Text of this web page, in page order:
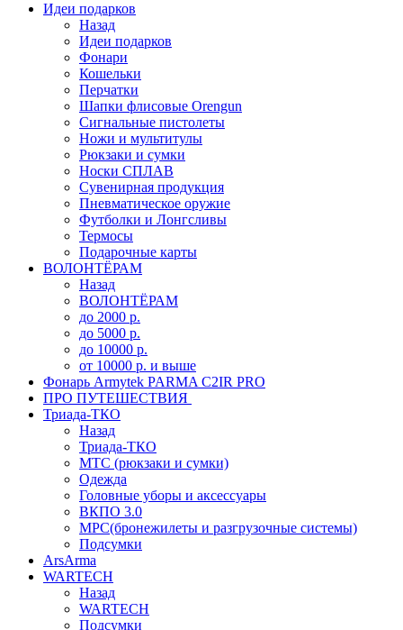
Идеи подарков
Назад
Идеи подарков
Фонари
Кошельки
Перчатки
Шапки флисовые Orengun
Сигнальные пистолеты
Ножи и мультитулы
Рюкзаки и сумки
Носки СПЛАВ
Сувенирная продукция
Пневматическое оружие
Футболки и Лонгсливы
Термосы
Подарочные карты
ВОЛОНТЁРАМ
Назад
ВОЛОНТЁРАМ
до 2000 р.
до 5000 р.
до 10000 р.
от 10000 р. и выше
Фонарь Armytek PARMA C2IR PRO
ПРО ПУТЕШЕСТВИЯ
Триада-ТКО
Назад
Триада-ТКО
МТС (рюкзаки и сумки)
Одежда
Головные уборы и аксессуары
ВКПО 3.0
МРС(бронежилеты и разгрузочные системы)
Подсумки
ArsArma
WARTECH
Назад
WARTECH
Подсумки